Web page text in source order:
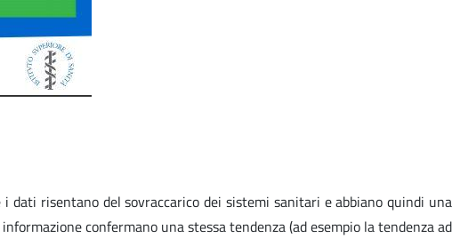
risentano del sovraccarico dei sistemi sanitari e abbiano quindi una
confermano una stessa tendenza (ad esempio la tendenza ad